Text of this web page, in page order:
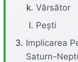
Vărsător
Pești
Implicarea
Saturn-